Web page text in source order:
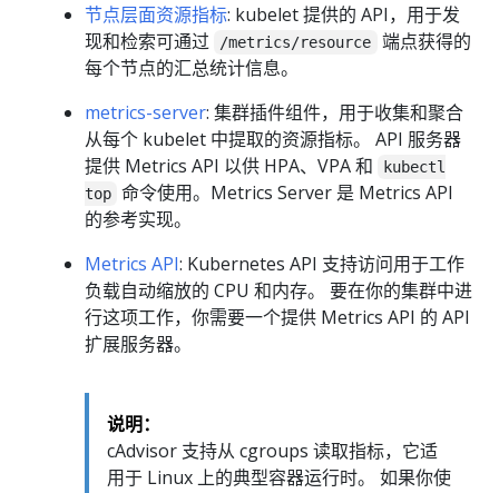
节点层面资源指标: kubelet 提供的 API，用于发
现和检索可通过
/metrics/resource
端点获得的
每个节点的汇总统计信息。
metrics-server: 集群插件组件，用于收集和聚合
从每个 kubelet 中提取的资源指标。 API 服务器
提供 Metrics API 以供 HPA、VPA 和
kubectl
top 命令使用。Metrics Server 是 Metrics API
的参考实现。
Metrics API: Kubernetes API 支持访问用于工作
负载自动缩放的 CPU 和内存。 要在你的集群中进
行这项工作，你需要一个提供 Metrics API 的 API
扩展服务器。
说明：
cAdvisor 支持从 cgroups 读取指标，它适
用于 Linux 上的典型容器运行时。 如果你使